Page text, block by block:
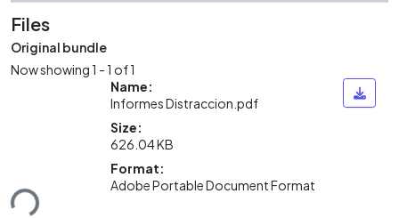
Files
Original bundle
Now showing1 - 1 of 1
Name:
Informes Distraccion.pdf
Size:
626.04 KB
Format:
Adobe Portable Document Format